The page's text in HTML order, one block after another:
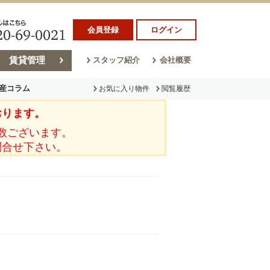
会員登録 ログイン
賃貸管理 スタッフ紹介 会社概要
コラム
ム
お気に入り物件 閲覧履歴
ます。
ざいます。
せ下さい。